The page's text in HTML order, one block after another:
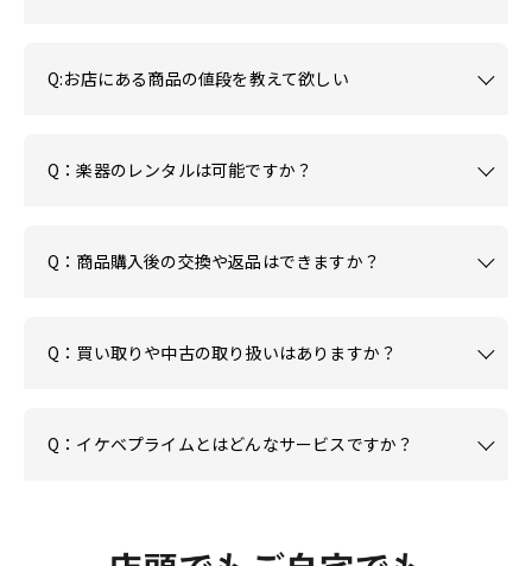
Q:お店にある商品の値段を教えて欲しい
Q：楽器のレンタルは可能ですか？
Q：商品購入後の交換や返品はできますか？
Q：買い取りや中古の取り扱いはありますか？
Q：イケベプライムとはどんなサービスですか？